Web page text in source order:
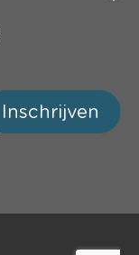
Inschrijven